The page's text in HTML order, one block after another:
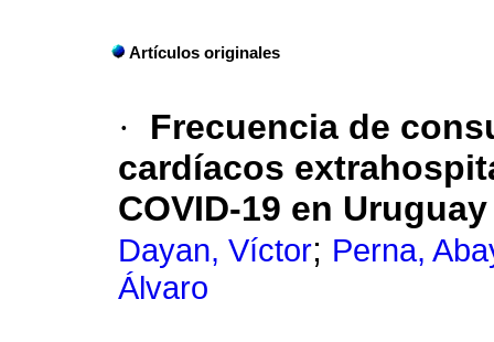
Artículos originales
·
Frecuencia de
cardíacos
COVID-19 en Uruguay
Dayan, Víctor; Perna,
Álvaro